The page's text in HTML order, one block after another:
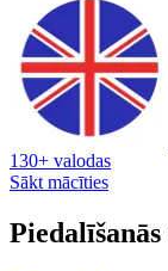
130+ valodas
Sākt mācīties